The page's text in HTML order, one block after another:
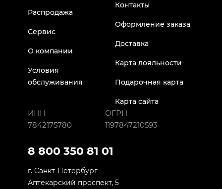
Распродажа
Сервис
О компании
Условия
обслуживания
Контакты
Оформление заказа
Доставка
Карта лояльности
Подарочная карта
Карта сайта
ИНН
7842175780
ОГРН
1197847210593
8 800 350 81 01
г. Санкт-Петербург
Аптекарский проспект, 5